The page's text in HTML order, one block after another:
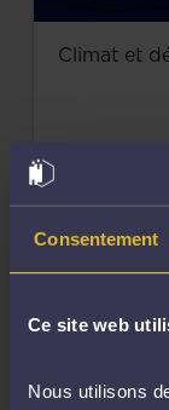
Consentement
Ce site web
Nous utilisons
Climat et